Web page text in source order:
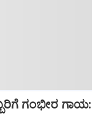
ಗಂಭೀರ ಗಾಯ: